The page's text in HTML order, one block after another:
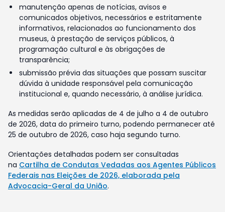
manutenção apenas de notícias, avisos e
comunicados objetivos, necessários e estritamente
informativos, relacionados ao funcionamento dos
museus, à prestação de serviços públicos, à
programação cultural e às obrigações de
transparência;
submissão prévia das situações que possam suscitar
dúvida à unidade responsável pela comunicação
institucional e, quando necessário, à análise jurídica.
As medidas serão aplicadas de 4 de julho a 4 de outubro
de 2026, data do primeiro turno, podendo permanecer até
25 de outubro de 2026, caso haja segundo turno.
Orientações detalhadas podem ser consultadas
na Cartilha de Condutas Vedadas aos Agentes Públicos
Federais nas Eleições de 2026, elaborada pela
Advocacia-Geral da União.